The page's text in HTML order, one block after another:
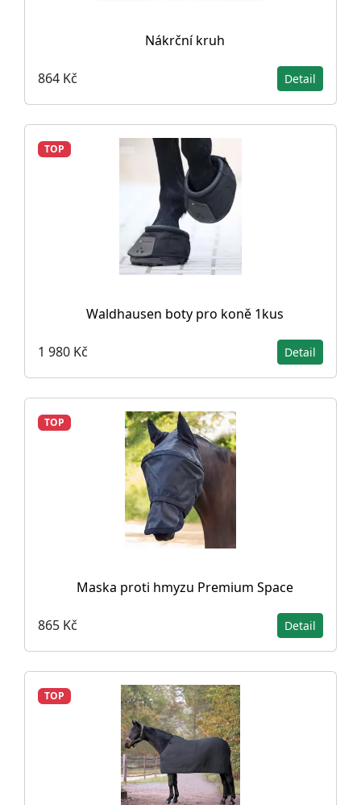
Nákrční kruh
864 Kč Detail
TOP
Waldhausen boty pro koně 1kus
1 980 Kč Detail
TOP
Maska proti hmyzu Premium Space
865 Kč Detail
TOP